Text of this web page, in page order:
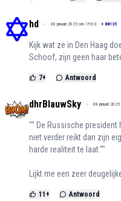
hd 08 januari 2025 om 19:03 + 88135
Kijk wat ze in Den Haag
Schoof, zijn geen haar
7+ Antwoord
dhrBlauwSky 08 januari
"" De Russische
niet verder reikt dan zijn
harde realiteit te laat.""
Lijkt me een zeer
11+ Antwoord